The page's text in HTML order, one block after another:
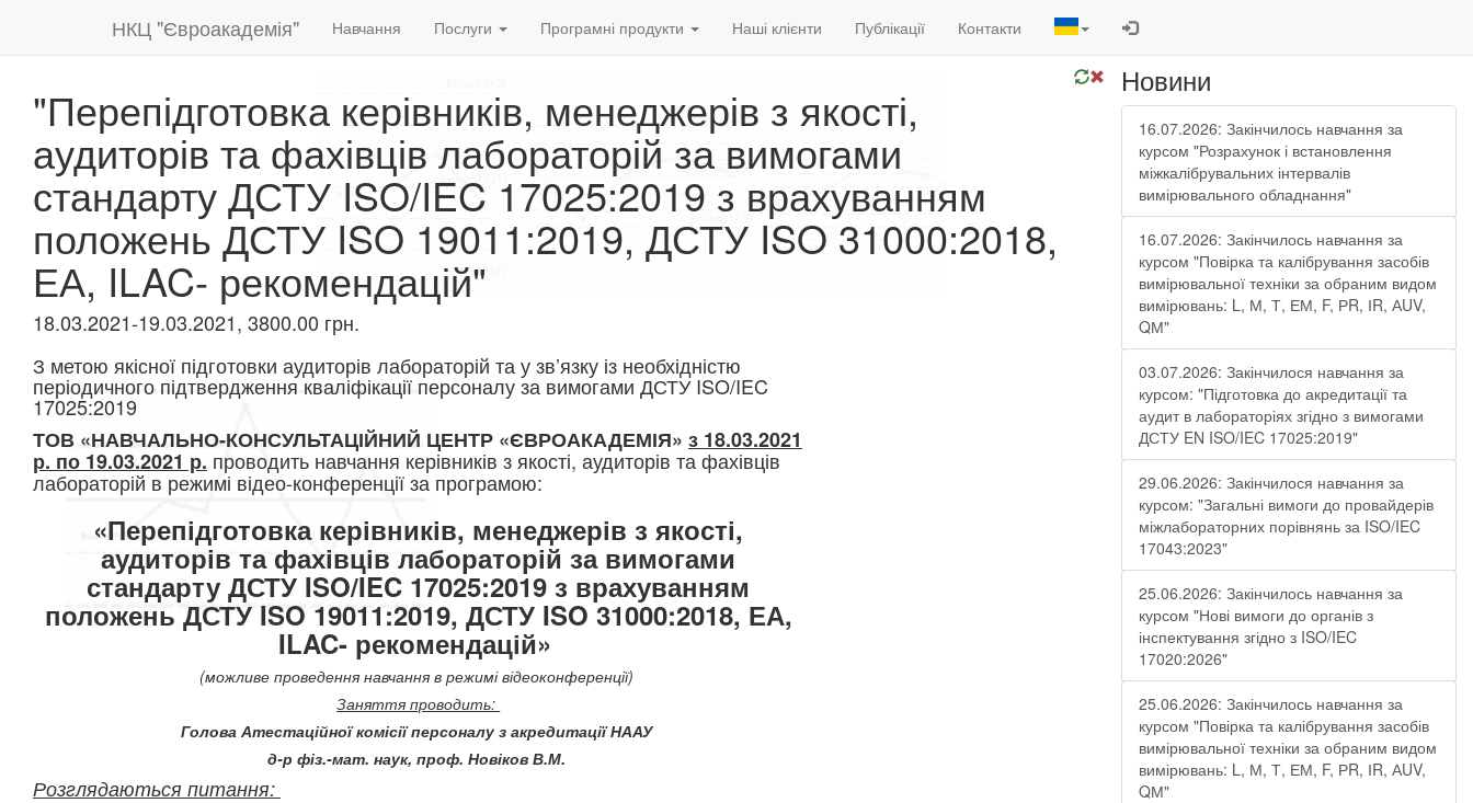
НКЦ "Євроакадемія" Навчання Послуги Програмні продукти Наші клієнти Публікації Контакти
"Перепідготовка керівників, менеджерів з якості,
аудиторів та фахівців лабораторій за вимогами
стандарту ДСТУ ISO/IEC 17025:2019 з врахуванням
положень ДСТУ ISO 19011:2019, ДСТУ ISO 31000:2018,
ЕА, ILAC- рекомендацій"
18.03.2021-19.03.2021, 3800.00 грн.
З метою якісної підготовки аудиторів лабораторій та у зв’язку із необхідністю
періодичного підтвердження кваліфікації персоналу за вимогами ДСТУ ISO/IEC
17025:2019
ТОВ «НАВЧАЛЬНО-КОНСУЛЬТАЦІЙНИЙ ЦЕНТР «ЄВРОАКАДЕМІЯ» з 18.03.2021
р. по 19.03.2021 р. проводить навчання керівників з якості, аудиторів та фахівців
лабораторій в режимі відео-конференції за програмою:
«Перепідготовка керівників, менеджерів з якості,
аудиторів та фахівців лабораторій за вимогами
стандарту ДСТУ ISO/IEC 17025:2019 з врахуванням
положень ДСТУ ISO 19011:2019, ДСТУ ISO 31000:2018, ЕА,
ILAC- рекомендацій»
(можливе проведення навчання в режимі відеоконференції)
Заняття проводить:
Голова Атестаційної комісії персоналу з акредитації НААУ
д-р фіз.-мат. наук, проф. Новіков В.М.
Розглядаються питання:
Новини
16.07.2026: Закінчилось навчання за
курсом "Розрахунок і встановлення
міжкалібрувальних інтервалів
вимірювального обладнання"
16.07.2026: Закінчилось навчання за
курсом "Повірка та калібрування засобів
вимірювальної техніки за обраним видом
вимірювань: L, М, Т, ЕМ, F, РR, ІR, АUV,
QМ"
03.07.2026: Закінчилося навчання за
курсом: "Підготовка до акредитації та
аудит в лабораторіях згідно з вимогами
ДСТУ EN ISO/IEC 17025:2019"
29.06.2026: Закінчилося навчання за
курсом: "Загальні вимоги до провайдерів
міжлабораторних порівнянь за ISO/IEC
17043:2023"
25.06.2026: Закінчилось навчання за
курсом "Нові вимоги до органів з
інспектування згідно з ISO/IEC
17020:2026"
25.06.2026: Закінчилось навчання за
курсом "Повірка та калібрування засобів
вимірювальної техніки за обраним видом
вимірювань: L, М, Т, ЕМ, F, РR, ІR, АUV,
QМ"